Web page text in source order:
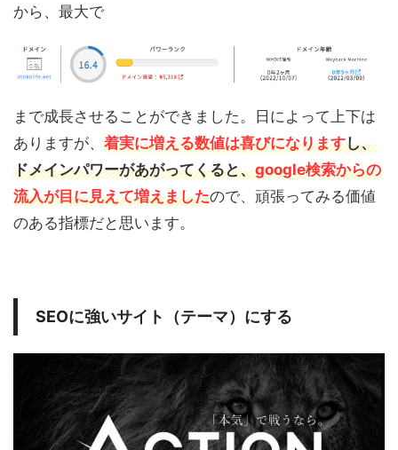
から、最大で
まで成長させることができました。日によって上下は
ありますが、 着実に増える数値は喜びになりますし、
ドメインパワーがあがってくると、google検索からの
流入が目に見えて増えましたので、頑張ってみる価値
のある指標だと思います。
SEOに強いサイト（テーマ）にする